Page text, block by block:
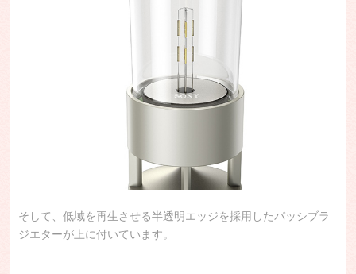
そして、低域を再生させる半透明エッジを採用したパッシブラ
ジエターが上に付いています。